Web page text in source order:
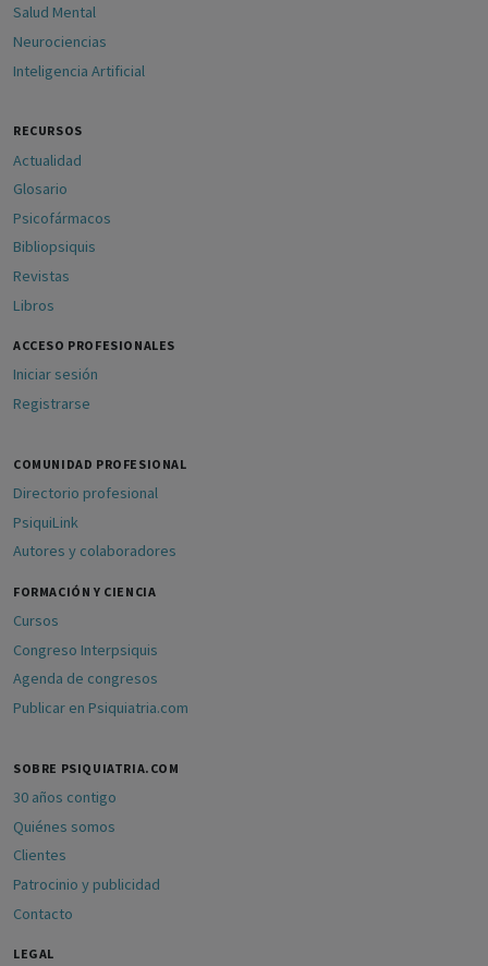
Salud Mental
Neurociencias
Inteligencia Artificial
RECURSOS
Actualidad
Glosario
Psicofármacos
Bibliopsiquis
Revistas
Libros
ACCESO PROFESIONALES
Iniciar sesión
Registrarse
COMUNIDAD PROFESIONAL
Directorio profesional
PsiquiLink
Autores y colaboradores
FORMACIÓN Y CIENCIA
Cursos
Congreso Interpsiquis
Agenda de congresos
Publicar en Psiquiatria.com
SOBRE PSIQUIATRIA.COM
30 años contigo
Quiénes somos
Clientes
Patrocinio y publicidad
Contacto
LEGAL